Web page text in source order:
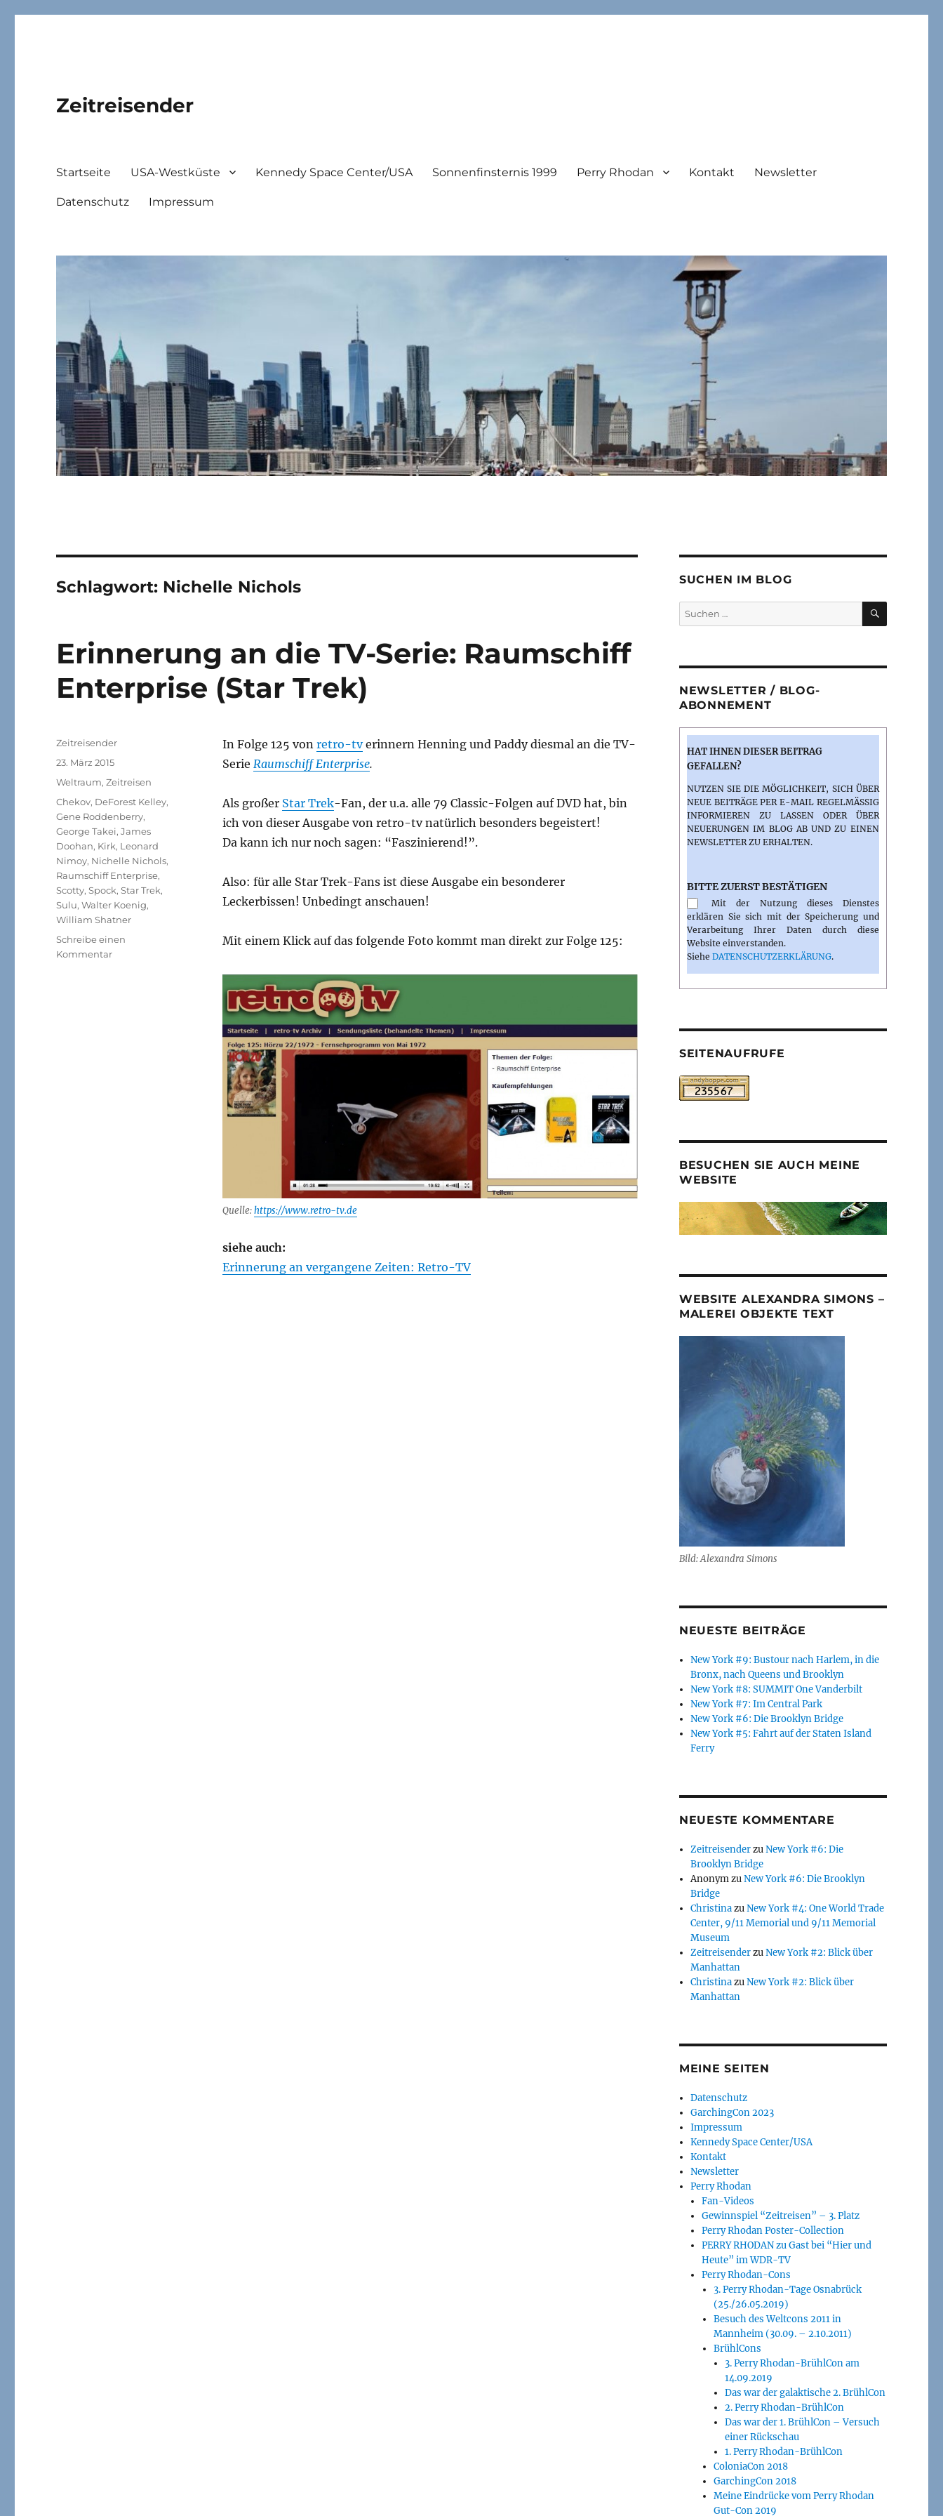
Zeitreisender
Startseite USA-Westküste Kennedy Space Center/USA Sonnenfinsternis 1999 Perry Rhodan Kontakt Newsletter
Datenschutz Impressum
Schlagwort: Nichelle Nichols
Erinnerung an die TV-Serie: Raumschiff
Enterprise (Star Trek)
In Folge 125 von retro-tverinnern Henning und Paddy diesmal an die TV-
Serie Raumschiff Enterprise.
Als großer Star Trek-Fan, der u.a. alle 79 Classic-Folgen auf DVD hat, bin
ich von dieser Ausgabe von retro-tv natürlich besonders begeistert!
Da kann ich nur noch sagen: “Faszinierend!”.
Also: für alle Star Trek-Fans ist diese Ausgabe ein besonderer
Leckerbissen! Unbedingt anschauen!
Mit einem Klick auf das folgende Foto kommt man direkt zur Folge 125:
Quelle:https://www.retro-tv.de
siehe auch:
Erinnerung an vergangene Zeiten: Retro-TV
Autor
Zeitreisender
Veröffentlicht
23. März 2015
Kategorien
Weltraum,Zeitreisen
Schlagwörter
Chekov, DeForest Kelley,
Gene Roddenberry,
George Takei,James
Doohan, Kirk, Leonard
Nimoy, Nichelle Nichols,
Raumschiff Enterprise,
Scotty,Spock,Star Trek,
Sulu,Walter Koenig,
William Shatner
Schreibe einen
Kommentarzu
SUCHEN IM BLOG
Suchen
nach:
SUCHEN
NEWSLETTER / BLOG-
ABONNEMENT
HAT IHNEN DIESER BEITRAG
GEFALLEN?
NUTZEN SIE DIE MÖGLICHKEIT, SICH ÜBER
NEUE BEITRÄGE PER E-MAIL REGELMÄSSIG I
NFORMIEREN ZU LASSEN ODER ÜBER N
EUERUNGEN IM BLOG AB UND ZU EINEN N
EWSLETTER ZU ERHALTEN.
BITTE ZUERST BESTÄTIGEN
Mit der Nutzung dieses Dienstes
erklären Sie sich mit der Speicherung und
Verarbeitung Ihrer Daten durch diese
Website einverstanden.
Siehe DATENSCHUTZERKLÄRUNG.
SEITENAUFRUFE
BESUCHEN SIE AUCH MEINE
WEBSITE
WEBSITE ALEXANDRA SIMONS –
MALEREI OBJEKTE TEXT
Bild: Alexandra Simons
NEUESTE BEITRÄGE
New York #9: Bustour nach Harlem, in die
Bronx, nach Queens und Brooklyn
New York #8: SUMMIT One Vanderbilt
New York #7: Im Central Park
New York #6: Die Brooklyn Bridge
New York #5: Fahrt auf der Staten Island
Ferry
NEUESTE KOMMENTARE
ZeitreisenderzuNew York #6: Die
Brooklyn Bridge
AnonymzuNew York #6: Die Brooklyn
Bridge
ChristinazuNew York #4: One World Trade
Center, 9/11 Memorial und 9/11 Memorial
Museum
ZeitreisenderzuNew York #2: Blick über
Manhattan
ChristinazuNew York #2: Blick über
Manhattan
MEINE SEITEN
Datenschutz
GarchingCon 2023
Impressum
Kennedy Space Center/USA
Kontakt
Newsletter
Perry Rhodan
Fan-Videos
Gewinnspiel “Zeitreisen” – 3. Platz
Perry Rhodan Poster-Collection
PERRY RHODAN zu Gast bei “Hier und
Heute” im WDR-TV
Perry Rhodan-Cons
3. Perry Rhodan-Tage Osnabrück
(25./26.05.2019)
Besuch des Weltcons 2011 in
Mannheim (30.09. – 2.10.2011)
BrühlCons
3. Perry Rhodan-BrühlCon am
14.09.2019
Das war der galaktische 2. BrühlCon
2. Perry Rhodan-BrühlCon
Das war der 1. BrühlCon – Versuch
einer Rückschau
1. Perry Rhodan-BrühlCon
ColoniaCon 2018
GarchingCon 2018
Meine Eindrücke vom Perry Rhodan
Gut-Con 2019